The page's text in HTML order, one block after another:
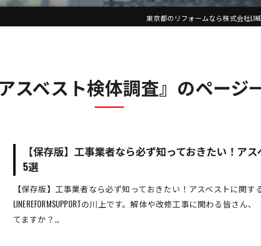
警備業
人材事業
売買・運用総合サポート
人材事業部
東京都のリフォームなら株式会社LINE
スベスト検体調査』のページ
【保存版】工事業者なら必ず知っておきたい！ア
5選
【保存版】工事業者なら必ず知っておきたい！アスベストに関す
LINEREFORMSUPPORTの川上です。解体や改修工事に関わる皆さ
てますか？…